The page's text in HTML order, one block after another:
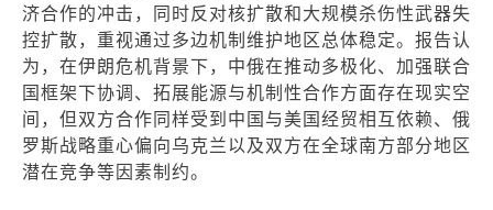
济合作的冲击，同时反对核扩散和大规模杀伤性武器失
控扩散，重视通过多边机制维护地区总体稳定。报告认
为，在伊朗危机背景下，中俄在推动多极化、加强联合
国框架下协调、拓展能源与机制性合作方面存在现实空
间，但双方合作同样受到中国与美国经贸相互依赖、俄
罗斯战略重心偏向乌克兰以及双方在全球南方部分地区
潜在竞争等因素制约。